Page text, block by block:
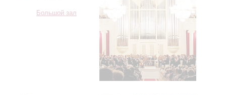
Большой зал